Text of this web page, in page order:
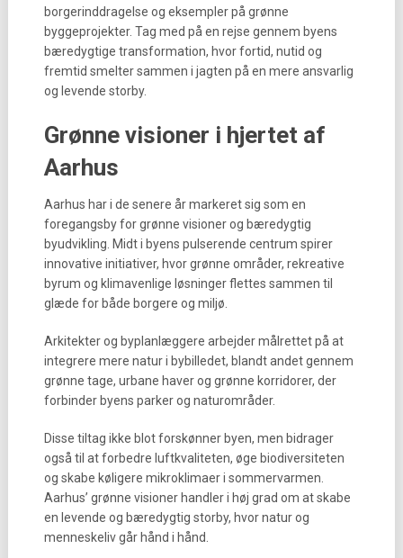
borgerinddragelse og eksempler på grønne
byggeprojekter. Tag med på en rejse gennem byens
bæredygtige transformation, hvor fortid, nutid og
fremtid smelter sammen i jagten på en mere ansvarlig
og levende storby.
Grønne visioner i hjertet af
Aarhus
Aarhus har i de senere år markeret sig som en
foregangsby for grønne visioner og bæredygtig
byudvikling. Midt i byens pulserende centrum spirer
innovative initiativer, hvor grønne områder, rekreative
byrum og klimavenlige løsninger flettes sammen til
glæde for både borgere og miljø.
Arkitekter og byplanlæggere arbejder målrettet på at
integrere mere natur i bybilledet, blandt andet gennem
grønne tage, urbane haver og grønne korridorer, der
forbinder byens parker og naturområder.
Disse tiltag ikke blot forskønner byen, men bidrager
også til at forbedre luftkvaliteten, øge biodiversiteten
og skabe køligere mikroklimaer i sommervarmen.
Aarhus’ grønne visioner handler i høj grad om at skabe
en levende og bæredygtig storby, hvor natur og
menneskeliv går hånd i hånd.